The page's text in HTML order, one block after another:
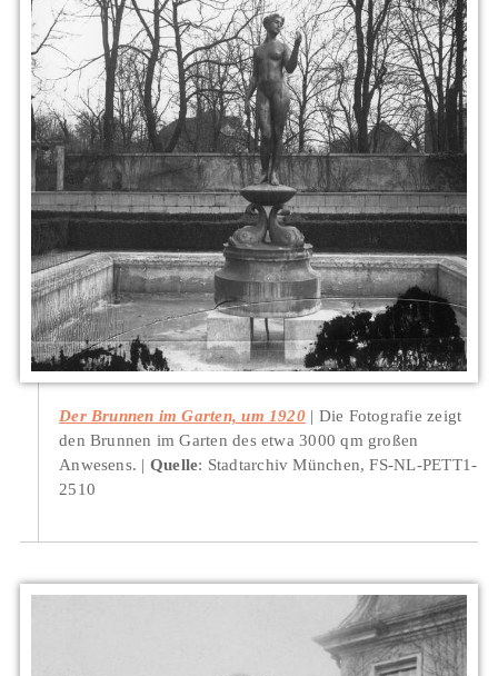
Der Brunnen im Garten, um 1920
Die Fotografie zeigt
den Brunnen im Garten des etwa 3000 qm großen
Anwesens.
Quelle: Stadtarchiv München, FS-NL-PETT1-
2510